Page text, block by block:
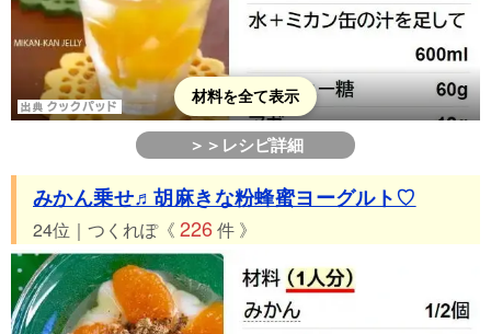
材料を全て表示
＞＞レシピ詳細
みかん乗せ♬胡麻きな粉蜂蜜ヨーグルト♡
24位｜つくれぽ《 226件 》